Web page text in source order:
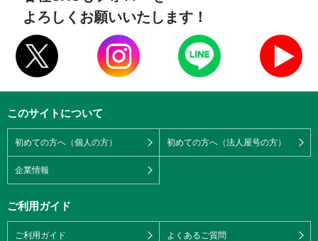
よろしくお願いいたします！
このサイトについて
初めての方へ（個人の方） 初めての方へ（法人屋号の方）
企業情報
ご利用ガイド
ご利用ガイド よくあるご質問